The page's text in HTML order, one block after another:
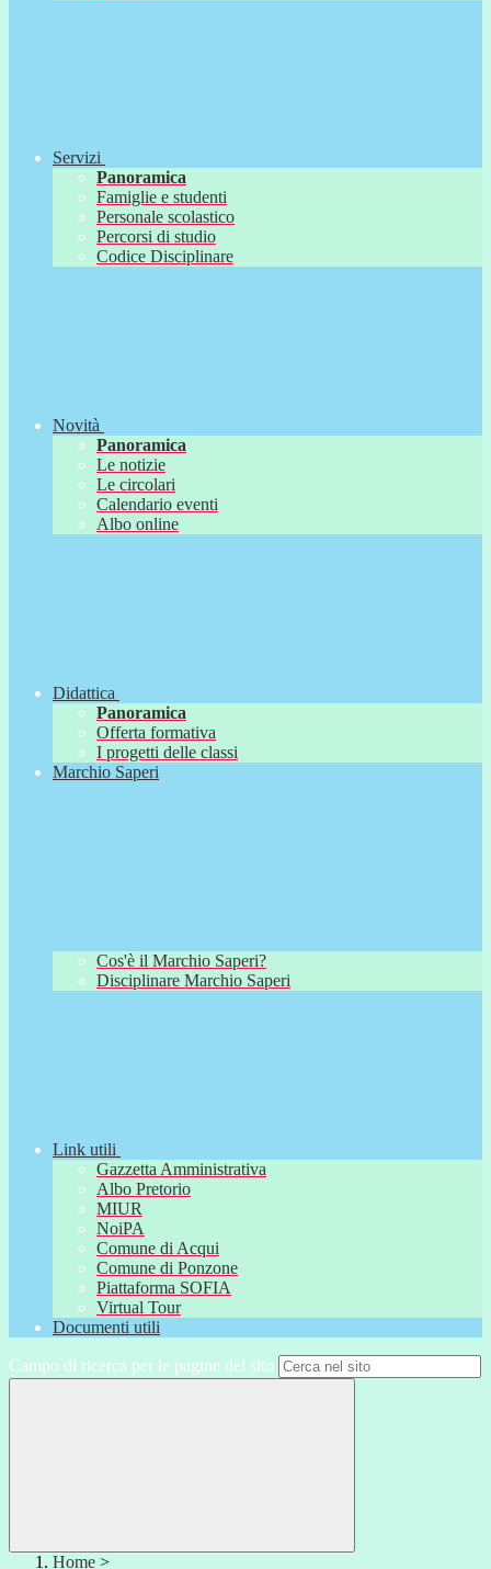
Servizi
Panoramica
Famiglie e studenti
Personale scolastico
Percorsi di studio
Codice Disciplinare
Novità
Panoramica
Le notizie
Le circolari
Calendario eventi
Albo online
Didattica
Panoramica
Offerta formativa
I progetti delle classi
Marchio Saperi
Cos'è il Marchio Saperi?
Disciplinare Marchio Saperi
Link utili
Gazzetta Amministrativa
Albo Pretorio
MIUR
NoiPA
Comune di Acqui
Comune di Ponzone
Piattaforma SOFIA
Virtual Tour
Documenti utili
Campo di ricerca per le pagine del sito
Home >